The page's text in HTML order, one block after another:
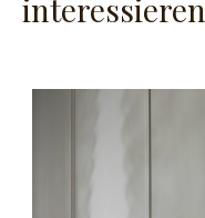
interessieren